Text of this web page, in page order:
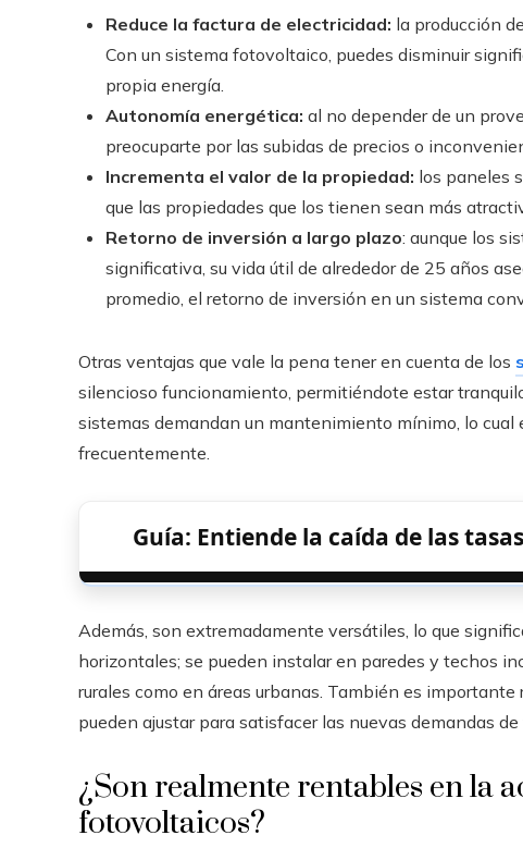
Reduce la factura de electricidad: la producción
Con un sistema fotovoltaico, puedes disminuir
propia energía.
Autonomía energética: al no depender de un
preocuparte por las subidas de precios o
Incrementa el valor de la propiedad: los paneles
que las propiedades que los tienen sean más
Retorno de inversión a largo plazo: aunque los
significativa, su vida útil de alrededor de 25 años
promedio, el retorno de inversión en un sistema
Otras ventajas que vale la pena tener en cuenta de los
silencioso funcionamiento, permitiéndote estar
sistemas demandan un mantenimiento mínimo, lo
frecuentemente.
Guía: Entiende la caída de las
Además, son extremadamente versátiles, lo que
horizontales; se pueden instalar en paredes y techos
rurales como en áreas urbanas. También es
pueden ajustar para satisfacer las nuevas demandas de
¿Son realmente rentables en la
fotovoltaicos?